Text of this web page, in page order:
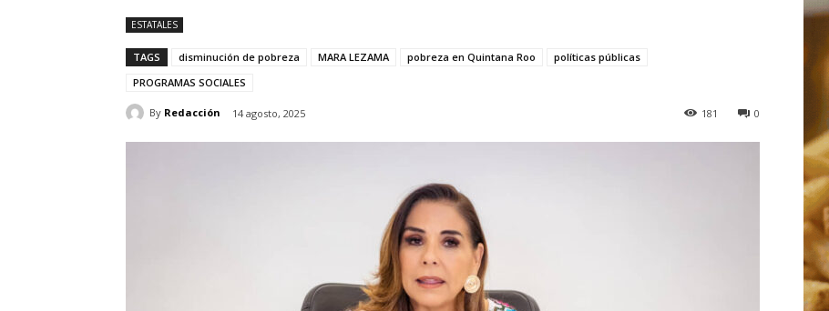
ESTATALES
TAGS disminución de pobreza MARA LEZAMA pobreza en Quintana Roo
políticas públicas
PROGRAMAS SOCIALES
By Redacción 14 agosto, 2025 0
181